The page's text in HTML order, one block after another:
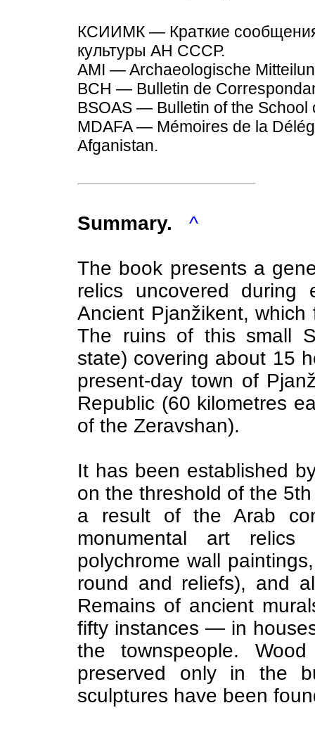
КСИИМК — Краткие
культуры АН СССР.
AMI — Archaeologische
BCH — Bulletin de
BSOAS — Bulletin of the School
MDAFA — Mémoires de la
Afganistan.
Summary. ^
The book presents a
relics uncovered
Ancient Pjanžikent,
The ruins of this small
state) covering about 15
present-day town of
Republic (60 kilometres
of the Zeravshan).
It has been established
on the threshold of the
a result of the Arab
monumental art relics
polychrome wall
round and reliefs), and
Remains of ancient
fifty instances — in
the townspeople.
preserved only in the
sculptures have been